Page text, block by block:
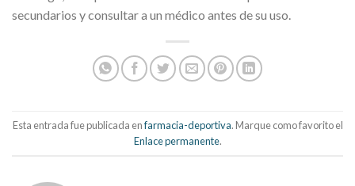
secundarios y consultar a un médico antes de su uso.
Esta entrada fue publicada enfarmacia-deportiva. Marque como favorito el
Enlace permanente.